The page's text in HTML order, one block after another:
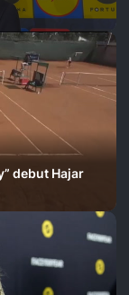
debut Hajar